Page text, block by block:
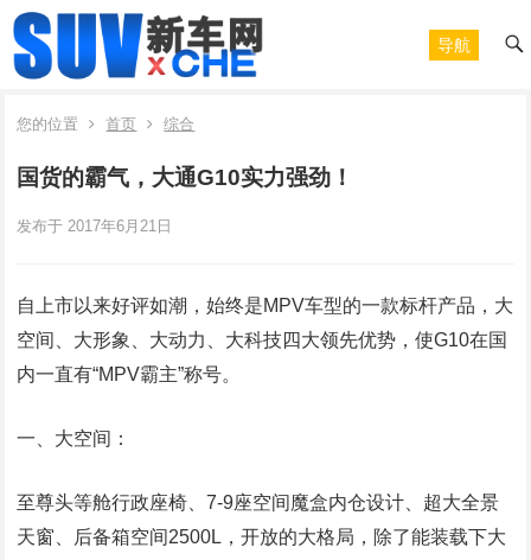
导航
您的位置 首页 综合
国货的霸气，大通G10实力强劲！
发布于 2017年6月21日
自上市以来好评如潮，始终是MPV车型的一款标杆产品，大
空间、大形象、大动力、大科技四大领先优势，使G10在国
内一直有“MPV霸主”称号。
一、大空间：
至尊头等舱行政座椅、7-9座空间魔盒内仓设计、超大全景
天窗、后备箱空间2500L，开放的大格局，除了能装载下大